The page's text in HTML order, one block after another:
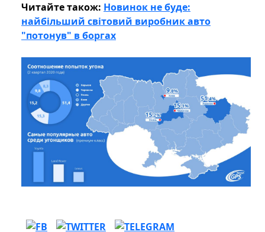
Читайте також: Новинок не буде:
найбільший світовий виробник авто
"потонув" в боргах